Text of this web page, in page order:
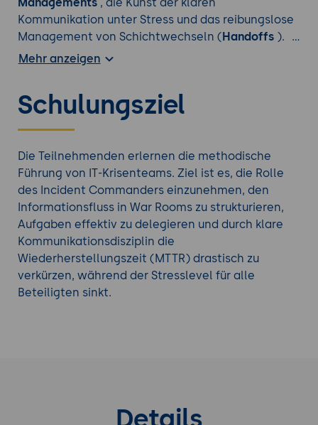
Kommunikation unter Stress und das reibungslose
Management von Schichtwechseln (Handoffs).
Unternehmen profitieren von einer massiv
Burnout durch strukturierte, angstfreie
Krisenbewältigung.
Mehr anzeigen
Schulungsziel
Die Teilnehmenden erlernen die methodische
Führung von IT-Krisenteams. Ziel ist es, die Rolle
des Incident Commanders einzunehmen, den
Informationsfluss in War Rooms zu strukturieren,
Aufgaben effektiv zu delegieren und durch klare
Kommunikationsdisziplin die
Wiederherstellungszeit (MTTR) drastisch zu
verkürzen, während der Stresslevel für alle
Beteiligten sinkt.
Details